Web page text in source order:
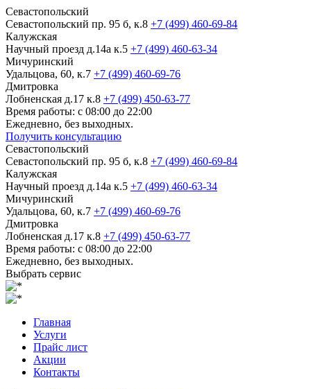
Севастопольский
Севастопольский пр. 95 б, к.8 +7 (499) 460-69-84
Калужская
Научный проезд д.14а к.5 +7 (499) 460-63-34
Мичуринский
Удальцова, 60, к.7 +7 (499) 460-69-76
Дмитровка
Лобненская д.17 к.8 +7 (499) 450-63-77
Время работы: с 08:00 до 22:00
Ежедневно, без выходных.
Получить консультацию
Севастопольский
Севастопольский пр. 95 б, к.8 +7 (499) 460-69-84
Калужская
Научный проезд д.14а к.5 +7 (499) 460-63-34
Мичуринский
Удальцова, 60, к.7 +7 (499) 460-69-76
Дмитровка
Лобненская д.17 к.8 +7 (499) 450-63-77
Время работы: с 08:00 до 22:00
Ежедневно, без выходных.
Выбрать сервис
Главная
Услуги
Прайс лист
Акции
Контакты